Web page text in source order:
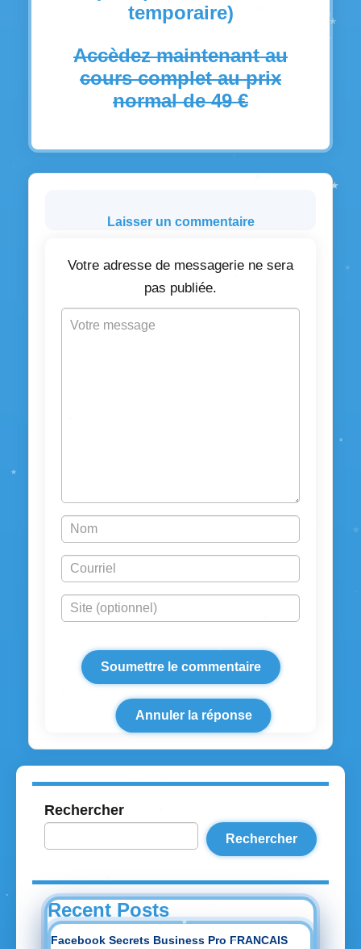
temporaire)
Accèdez maintenant au
cours complet au prix
normal de 49 €
Laisser un commentaire
Annuler la réponse
Votre adresse de messagerie ne sera
pas publiée.
Rechercher
Rechercher
Recent Posts
Facebook Secrets Business Pro FRANCAIS